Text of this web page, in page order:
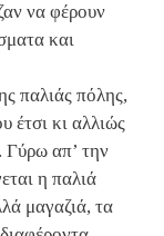
να φέρουν
και
παλιάς πόλης,
έτσι κι αλλιώς
Γύρω απ’ την
η παλιά
μαγαζιά, τα